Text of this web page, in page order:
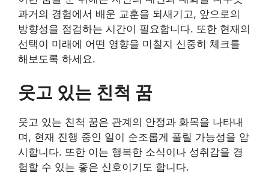
과거의 경험에서 배운 교훈을 되새기고, 앞으로의
방향성을 점검하는 시간이 필요합니다. 또한 현재의
선택이 미래에 어떤 영향을 미칠지 신중히 체크를
해보도록 하세요.
웃고 있는 친척 꿈
웃고 있는 친척 꿈은 관계의 안정과 화목을 나타내
며, 현재 진행 중인 일이 순조롭게 풀릴 가능성을 암
시합니다. 또한 이는 행복한 소식이나 성취감을 경
험할 수 있는 좋은 신호이기도 합니다.